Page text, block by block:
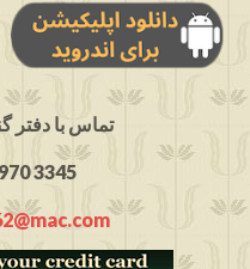
: تماس با دفتر
3345